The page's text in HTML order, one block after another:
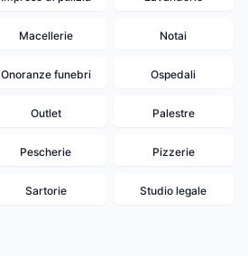
Macellerie Notai
Onoranze funebri Ospedali
Outlet Palestre
Pescherie Pizzerie
Sartorie Studio legale